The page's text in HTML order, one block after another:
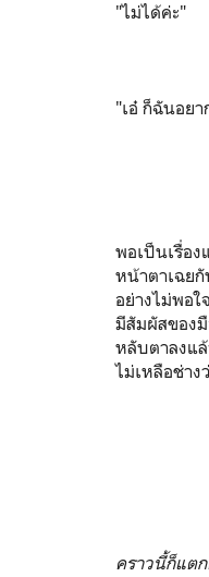
"ไม่ได้ค่ะ"
"เอ๋ ก็ฉันอย
พอเป็นเรื่อ
หน้าตาเฉย
อย่างไม่พอ
มีสัมผัสของ
หลับตาลงแ
ไม่เหลือช่าง
คราวนี้ก็แต